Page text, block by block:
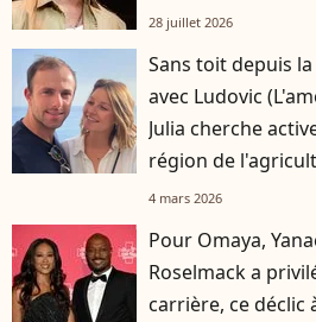
28 juillet 2026
Sans toit depuis
avec Ludovic
Julia cherche
région de
4 mars 2026
Pour Omaya,
Roselmack a
carrière, ce déclic